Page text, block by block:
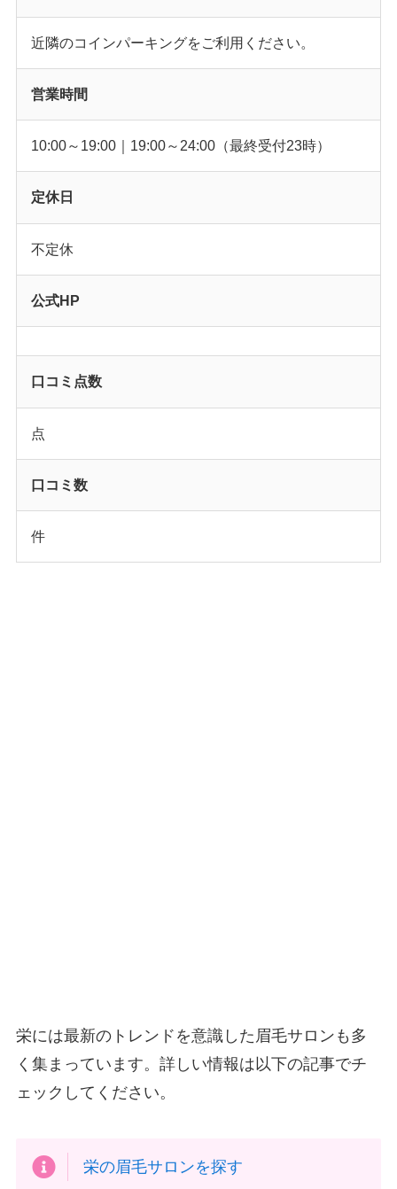
近隣のコインパーキングをご利用ください。
営業時間
10:00～19:00｜19:00～24:00（最終受付23時）
定休日
不定休
公式HP
口コミ点数
点
口コミ数
件
栄には最新のトレンドを意識した眉毛サロンも多
く集まっています。詳しい情報は以下の記事でチ
ェックしてください。
栄の眉毛サロンを探す